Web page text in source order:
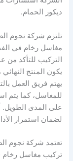
ديكور الحمام.
تلتزم شركة نجوم
مغاسل رخام في
التركيب للتأكد
يكون المنتج
يهتم فريق العمل
للمغاسل، كما يتم
على المدى الطويل.
لضمان استمرار
تعتمد شركة نجوم
تركيب مغاسل رخام